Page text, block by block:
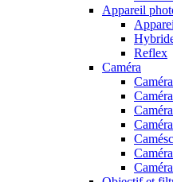
Appareil
Reflex
Caméra
Caméra